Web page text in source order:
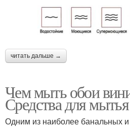
читать дальше →
Чем мыть обои
Средства для мытья
Одним из наиболее банальных